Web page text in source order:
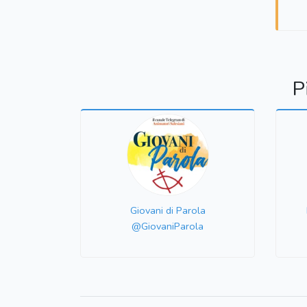
Giovani di Parola
@GiovaniParola